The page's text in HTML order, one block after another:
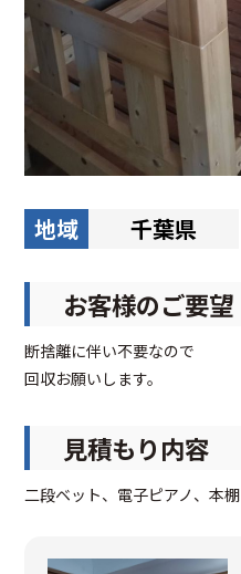
地域 千葉県
お客様のご要望
断捨離に伴い不要なので
回収お願いします。
見積もり内容
二段ベット、電子ピアノ、本棚